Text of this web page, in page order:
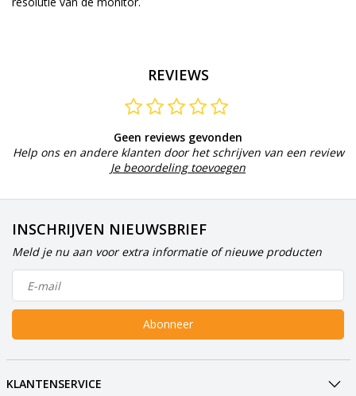
REVIEWS
Geen reviews gevonden
Help ons en andere klanten door het schrijven van een review
Je beoordeling toevoegen
INSCHRIJVEN NIEUWSBRIEF
Meld je nu aan voor extra informatie of nieuwe producten
Abonneer
KLANTENSERVICE